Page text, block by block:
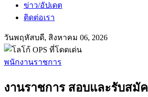
ข่าว/อัปเดต
ติดต่อเรา
วันพฤหัสบดี, สิงหาคม 06, 2026
พนักงานราชการ
งานราชการ สอบและรับสมั